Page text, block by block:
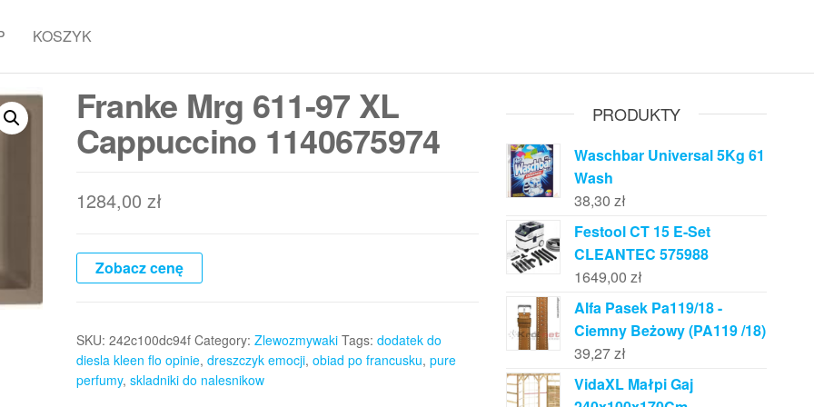
KOSZYK
Franke Mrg 611-97 XL
Cappuccino 1140675974
1284,00 zł
Zobacz cenę
SKU: 242c100dc94f Category: Zlewozmywaki Tags: dodatek do
diesla kleen flo opinie, dreszczyk emocji, obiad po francusku, pure
perfumy, skladniki do nalesnikow
PRODUKTY
Waschbar Universal 5Kg 61
Wash
38,30 zł
Festool CT 15 E-Set
CLEANTEC 575988
1649,00 zł
Alfa Pasek Pa119/18 -
Ciemny Beżowy (PA119 /18)
39,27zł
VidaXL Małpi Gaj